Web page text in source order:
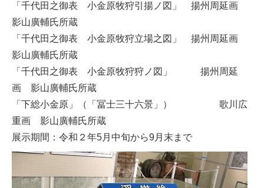
「千代田之御表 小金原牧狩引揚ノ図」 揚州周延画
影山廣輔氏所蔵
「千代田之御表 小金原牧狩立場之図」 揚州周延画
影山廣輔氏所蔵
「千代田之御表 小金原牧狩狩ノ図」 揚州周延
画 影山廣輔氏所蔵
「下総小金原」（「冨士三十六景」） 歌川広
重画 影山廣輔氏所蔵
展示期間：令和２年5月中旬から9月末まで